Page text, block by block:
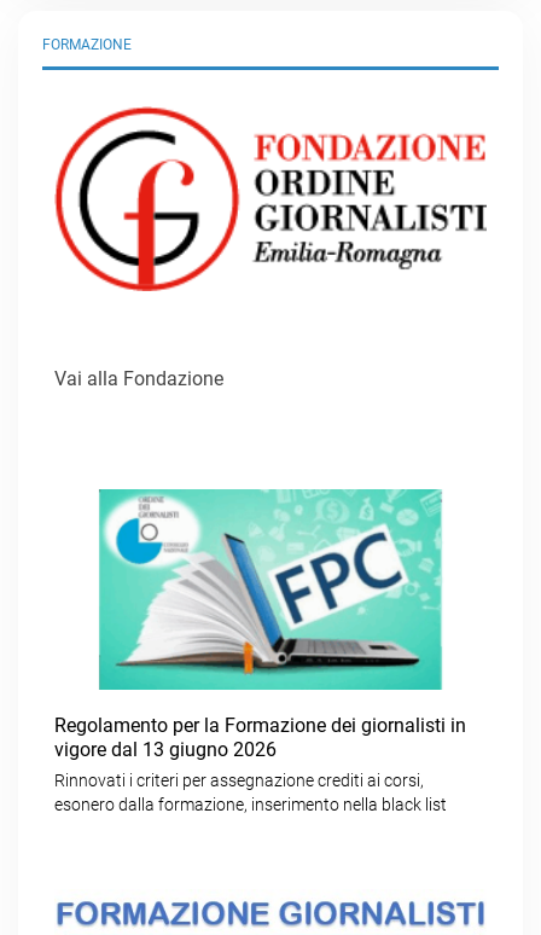
FORMAZIONE
Vai alla Fondazione
Regolamento per la Formazione dei giornalisti in
vigore dal 13 giugno 2026
Rinnovati i criteri per assegnazione crediti ai corsi,
esonero dalla formazione, inserimento nella black list